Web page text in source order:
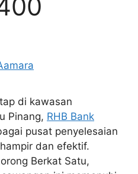
di kawasan
Pinang, RHB Bank
pusat penyelesaian
dan efektif.
Berkat Satu,